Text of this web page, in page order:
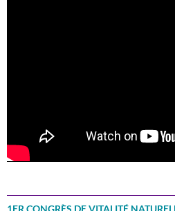
1ER CONGRÈS DE VITALITÉ